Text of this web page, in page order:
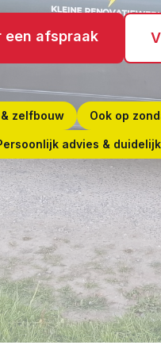
een afspraak
zelfbouw Ook op
advies &